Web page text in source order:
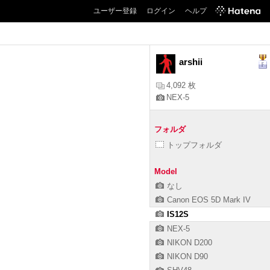
ユーザー登録 ログイン ヘルプ
arshii
4,092 枚
NEX-5
フォルダ
トップフォルダ
Model
なし
Canon EOS 5D Mark IV
IS12S
NEX-5
NIKON D200
NIKON D90